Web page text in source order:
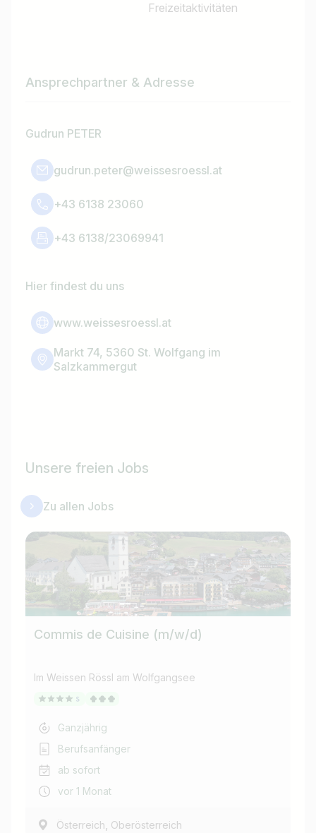
Freizeitaktivitäten
Ansprechpartner & Adresse
Gudrun PETER
gudrun.peter@weissesroessl.at
+43 6138 23060
+43 6138/23069941
Hier findest du uns
www.weissesroessl.at
Markt 74, 5360 St. Wolfgang im
Salzkammergut
Unsere freien Jobs
Zu allen Jobs
Commis de Cuisine (m/w/d)
Im Weissen Rössl am Wolfgangsee
Ganzjährig
Berufsanfänger
ab sofort
vor 1 Monat
Österreich Oberösterreich